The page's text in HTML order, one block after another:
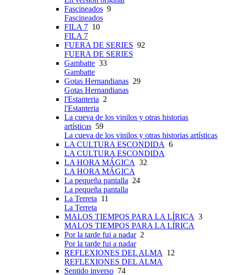
Fascineados 9
Fascineados
FILA 7 10
FILA 7
FUERA DE SERIES 92
FUERA DE SERIES
Gambatte 33
Gambatte
Gotas Hernandianas 29
Gotas Hernandianas
l'Estanteria 2
l'Estanteria
La cueva de los vinilos y otras historias
artísticas 59
La cueva de los vinilos y otras historias artísticas
LA CULTURA ESCONDIDA 6
LA CULTURA ESCONDIDA
LA HORA MÁGICA 32
LA HORA MÁGICA
La pequeña pantalla 24
La pequeña pantalla
La Terreta 11
La Terreta
MALOS TIEMPOS PARA LA LÍRICA 3
MALOS TIEMPOS PARA LA LÍRICA
Por la tarde fui a nadar2
Por la tarde fui a nadar
REFLEXIONES DEL ALMA
12
REFLEXIONES DEL ALMA
Sentido inverso 74